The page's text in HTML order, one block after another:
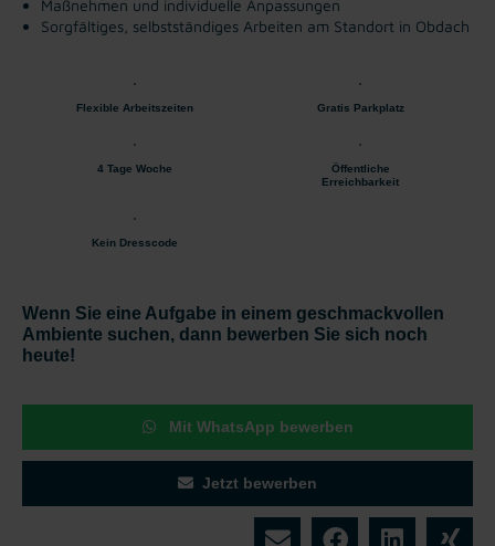
Maßnehmen und individuelle Anpassungen
Sorgfältiges, selbstständiges Arbeiten am Standort in Obdach
Flexible Arbeitszeiten Gratis Parkplatz
4 Tage Woche
Öffentliche
Erreichbarkeit
Kein Dresscode
Wenn Sie eine Aufgabe in einem geschmackvollen
Ambiente suchen, dann bewerben Sie sich noch
heute!
Mit WhatsApp bewerben
Jetzt bewerben